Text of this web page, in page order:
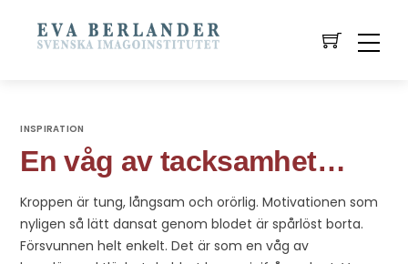
INSPIRATION
En våg av tacksamhet…
Kroppen är tung, långsam och orörlig. Motivationen som
nyligen så lätt dansat genom blodet är spårlöst borta.
Försvunnen helt enkelt. Det är som en våg av